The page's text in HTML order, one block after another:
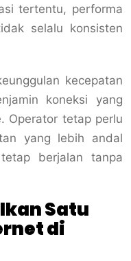
tertentu, performa
selalu konsisten
kecepatan
koneksi yang
Operator tetap perlu
yang lebih andal
berjalan tanpa
Satu
di